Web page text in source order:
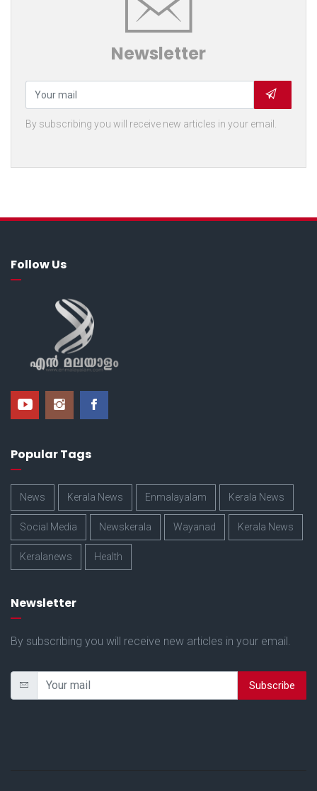
Newsletter
By subscribing you will receive new articles in your email.
Follow Us
Popular Tags
News Kerala News Enmalayalam Kerala News
Social Media Newskerala Wayanad Kerala News
Keralanews Health
Newsletter
By subscribing you will receive new articles in your email.
Subscribe